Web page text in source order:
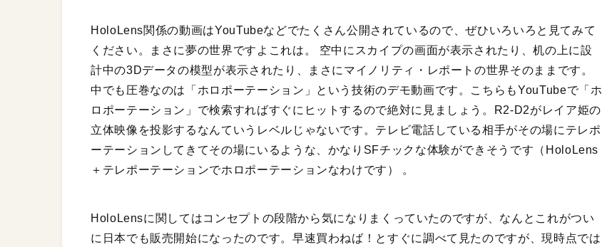
HoloLens関係の動画はYouTubeなどでたくさん公開されているので、ぜひいろいろと見てみて
ください。まさに夢の世界ですよこれは。 空中にスカイプの画面が表示されたり、机の上に設
計中の3Dデータの模型が表示されたり、まさにマイノリティ・レポートの世界そのままです。
中でも圧巻なのは「ホロポーテーション」という技術のデモ動画です。こちらもYouTubeで「ホ
ロポーテーション」で検索すればすぐにヒットするので絶対に見ましょう。R2-D2がレイア姫の
立体映像を投影するなんていうレベルじゃないです。テレビ電話している相手がその場にテレポ
ーテーションしてきてその場にいるような、かなりSFチックな体験ができそうです（HoloLens
＋テレポーテーションでホロポーテーションなわけです） 。
HoloLensに関してはコンセプトの段階から気になりまくっていたのですが、なんとこれがつい
に日本でも販売開始になったのです。早速買わねば！とすぐに調べて見たのですが、現時点では